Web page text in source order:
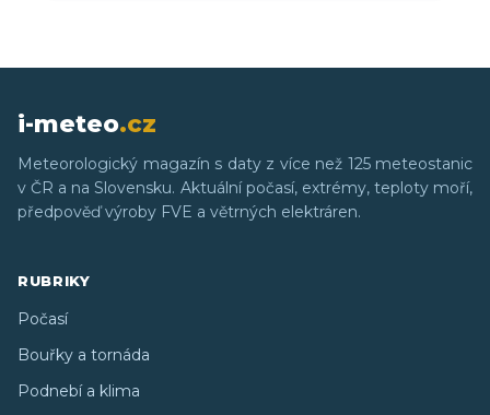
i-meteo.cz
Meteorologický magazín s daty z více než 125 meteostanic
v ČR a na Slovensku. Aktuální počasí, extrémy, teploty moří,
předpověď výroby FVE a větrných elektráren.
RUBRIKY
Počasí
Bouřky a tornáda
Podnebí a klima